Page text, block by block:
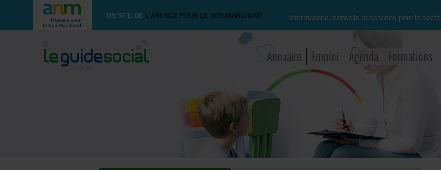
UN SITE DE L'AGENCE POUR LE NON-MARCHAND Informations, conseils et services pour le
Annuaire Emploi Agenda Formations